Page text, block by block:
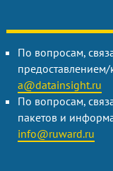
По вопросам,
a@datainsight.ru
По вопросам,
пакетов и
info@ruward.ru